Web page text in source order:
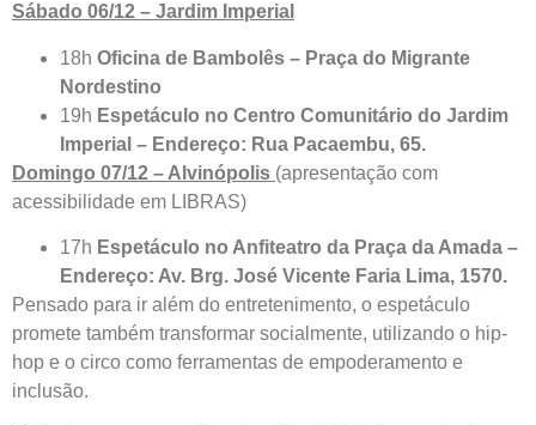
Sábado 06/12 – Jardim Imperial
18h Oficina de Bambolês – Praça do Migrante
Nordestino
19h Espetáculo no Centro Comunitário do Jardim
Imperial – Endereço: Rua Pacaembu, 65.
Domingo 07/12 – Alvinópolis (apresentação com
acessibilidade em LIBRAS)
17h Espetáculo no Anfiteatro da Praça da Amada –
Endereço: Av. Brg. José Vicente Faria Lima, 1570.
Pensado para ir além do entretenimento, o espetáculo
promete também transformar socialmente, utilizando o hip-
hop e o circo como ferramentas de empoderamento e
inclusão.